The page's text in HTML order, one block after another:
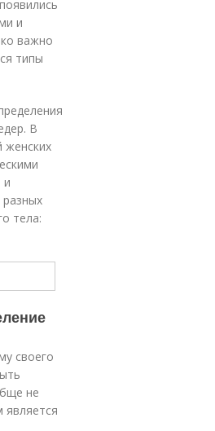
и
важно
типы
В
женских
и
тела:
своего
не